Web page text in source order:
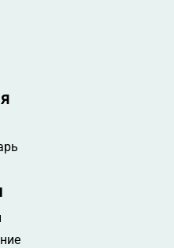
продаж
проекта